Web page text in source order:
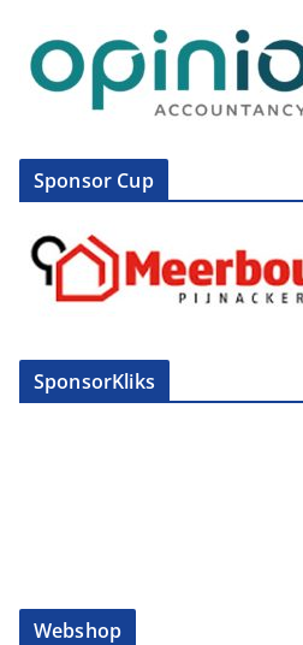
Sponsor Cup
SponsorKliks
Webshop